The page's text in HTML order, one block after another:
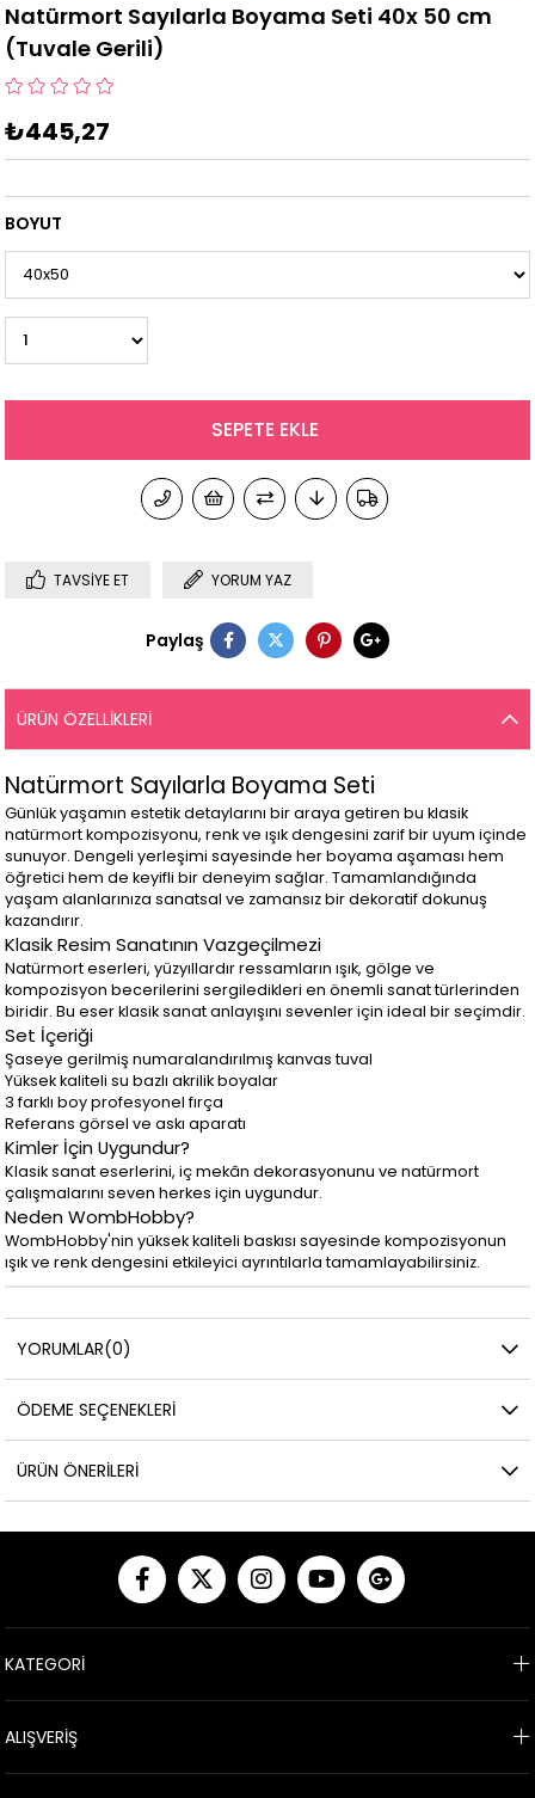
Natürmort Sayılarla Boyama Seti 40x 50 cm
(Tuvale Gerili)
₺445,27
BOYUT
TAVSIYE ET YORUM YAZ
Paylaş
ÜRÜN ÖZELLIKLERI
Natürmort Sayılarla Boyama Seti
Günlük yaşamın estetik detaylarını bir araya getiren bu klasik
natürmort kompozisyonu, renk ve ışık dengesini zarif bir uyum içinde
sunuyor. Dengeli yerleşimi sayesinde her boyama aşaması hem
öğretici hem de keyifli bir deneyim sağlar. Tamamlandığında
yaşam alanlarınıza sanatsal ve zamansız bir dekoratif dokunuş
kazandırır.
Klasik Resim Sanatının Vazgeçilmezi
Natürmort eserleri, yüzyıllardır ressamların ışık, gölge ve
kompozisyon becerilerini sergiledikleri en önemli sanat türlerinden
biridir. Bu eser klasik sanat anlayışını sevenler için ideal bir seçimdir.
Set İçeriği
Şaseye gerilmiş numaralandırılmış kanvas tuval
Yüksek kaliteli su bazlı akrilik boyalar
3 farklı boy profesyonel fırça
Referans görsel ve askı aparatı
Kimler İçin Uygundur?
Klasik sanat eserlerini, iç mekân dekorasyonunu ve natürmort
çalışmalarını seven herkes için uygundur.
Neden WombHobby?
WombHobby'nin yüksek kaliteli baskısı sayesinde kompozisyonun
ışık ve renk dengesini etkileyici ayrıntılarla tamamlayabilirsiniz.
YORUMLAR(0)
ÖDEME SEÇENEKLERI
ÜRÜN ÖNERILERI
KATEGORİ
ALIŞVERİŞ